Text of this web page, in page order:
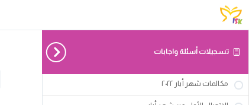
تسجيلات أسئلة واجابات
مكالمات شهر أيار ٢٠٢٢